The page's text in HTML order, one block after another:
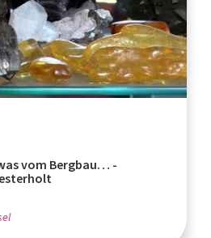
vom Bergbau… -